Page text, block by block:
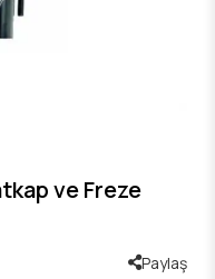
ve Freze
Paylaş